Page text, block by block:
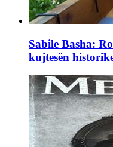
Sabile Basha:
kujtesën